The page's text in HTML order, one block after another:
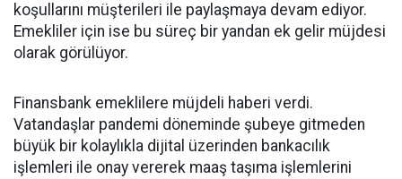
koşullarını müşterileri ile paylaşmaya devam ediyor.
Emekliler için ise bu süreç bir yandan ek gelir müjdesi
olarak görülüyor.
Finansbank emeklilere müjdeli haberi verdi.
Vatandaşlar pandemi döneminde şubeye gitmeden
büyük bir kolaylıkla dijital üzerinden bankacılık
işlemleri ile onay vererek maaş taşıma işlemlerini